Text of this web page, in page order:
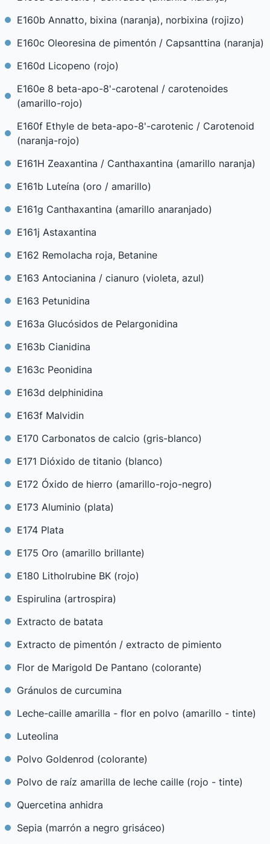
E160b Annatto, bixina (naranja), norbixina (rojizo)
E160c Oleoresina de pimentón / Capsanttina (naranja)
E160d Licopeno (rojo)
E160e 8 beta-apo-8'-carotenal / carotenoides
(amarillo-rojo)
E160f Ethyle de beta-apo-8'-carotenic / Carotenoid
(naranja-rojo)
E161H Zeaxantina / Canthaxantina (amarillo naranja)
E161b Luteína (oro / amarillo)
E161g Canthaxantina (amarillo anaranjado)
E161j Astaxantina
E162 Remolacha roja, Betanine
E163 Antocianina / cianuro (violeta, azul)
E163 Petunidina
E163a Glucósidos de Pelargonidina
E163b Cianidina
E163c Peonidina
E163d delphinidina
E163f Malvidin
E170 Carbonatos de calcio (gris-blanco)
E171 Dióxido de titanio (blanco)
E172 Óxido de hierro (amarillo-rojo-negro)
E173 Aluminio (plata)
E174 Plata
E175 Oro (amarillo brillante)
E180 Litholrubine BK (rojo)
Espirulina (artrospira)
Extracto de batata
Extracto de pimentón / extracto de pimiento
Flor de Marigold De Pantano (colorante)
Gránulos de curcumina
Leche-caille amarilla - flor en polvo (amarillo - tinte)
Luteolina
Polvo Goldenrod (colorante)
Polvo de raíz amarilla de leche caille (rojo - tinte)
Quercetina anhidra
Sepia (marrón a negro grisáceo)